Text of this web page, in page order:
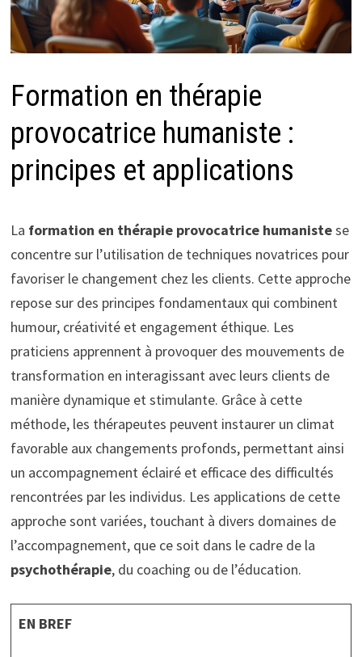
Formation en thérapie
provocatrice humaniste :
principes et applications
La formation en thérapie provocatrice humanistese
concentre sur l’utilisation de techniques novatrices pour
favoriser le changement chez les clients. Cette approche
repose sur des principes fondamentaux qui combinent
humour, créativité et engagement éthique. Les
praticiens apprennent à provoquer des mouvements de
transformation en interagissant avec leurs clients de
manière dynamique et stimulante. Grâce à cette
méthode, les thérapeutes peuvent instaurer un climat
favorable aux changements profonds, permettant ainsi
un accompagnement éclairé et efficace des difficultés
rencontrées par les individus. Les applications de cette
approche sont variées, touchant à divers domaines de
l’accompagnement, que ce soit dans le cadre de la
psychothérapie, du coaching ou de l’éducation.
EN BREF